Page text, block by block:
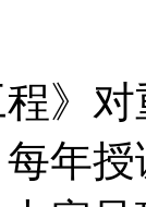
》
年